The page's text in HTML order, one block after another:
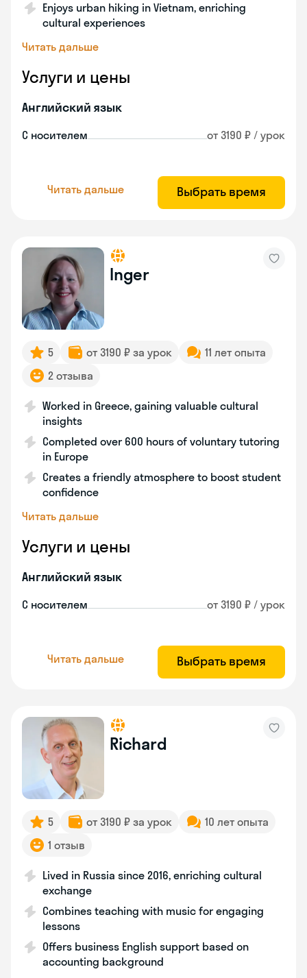
Enjoys urban hiking in Vietnam, enriching
cultural experiences
Читать дальше
Услуги и цены
Английский язык
С носителем от 3190 ₽ / урок
Читать дальше Выбрать время
Inger
5 от 3190 ₽ за урок
11 лет опыта
2 отзыва
Worked in Greece, gaining valuable cultural
insights
Completed over 600 hours of voluntary tutoring
in Europe
Creates a friendly atmosphere to boost student
confidence
Читать дальше
Услуги и цены
Английский язык
С носителем от 3190 ₽ / урок
Читать дальше Выбрать время
Richard
5 от 3190 ₽ за урок
10 лет опыта
1 отзыв
Lived in Russia since 2016, enriching cultural
exchange
Combines teaching with music for engaging
lessons
Offers business English support based on
accounting background